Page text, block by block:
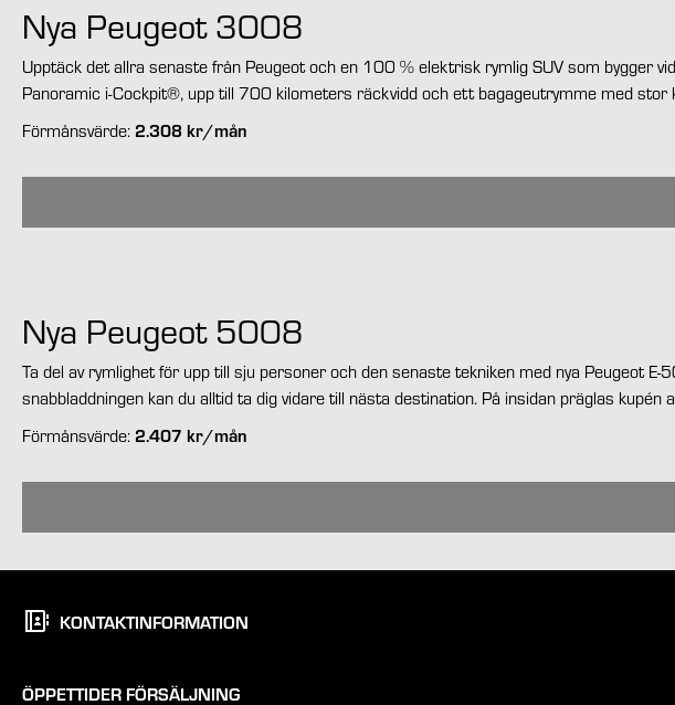
Nya Peugeot 3008
Upptäck det allra senaste från Peugeot och en 100 % elektrisk rymlig SUV som
Panoramic i-Cockpit®, upp till 700 kilometers räckvidd och ett bagageutrymme med stor
Förmånsvärde: 2.308 kr/mån
Nya Peugeot 5008
Ta del av rymlighet för upp till sju personer och den senaste tekniken med nya Peugeot
snabbladdningen kan du alltid ta dig vidare till nästa destination. På insidan präglas
Förmånsvärde: 2.407 kr/mån
KONTAKTINFORMATION
ÖPPETTIDER FÖRSÄLJNING